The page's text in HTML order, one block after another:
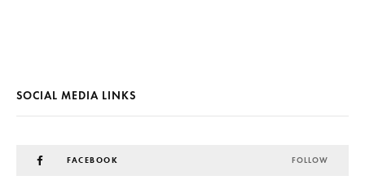
SOCIAL MEDIA LINKS
FACEBOOK FOLLOW